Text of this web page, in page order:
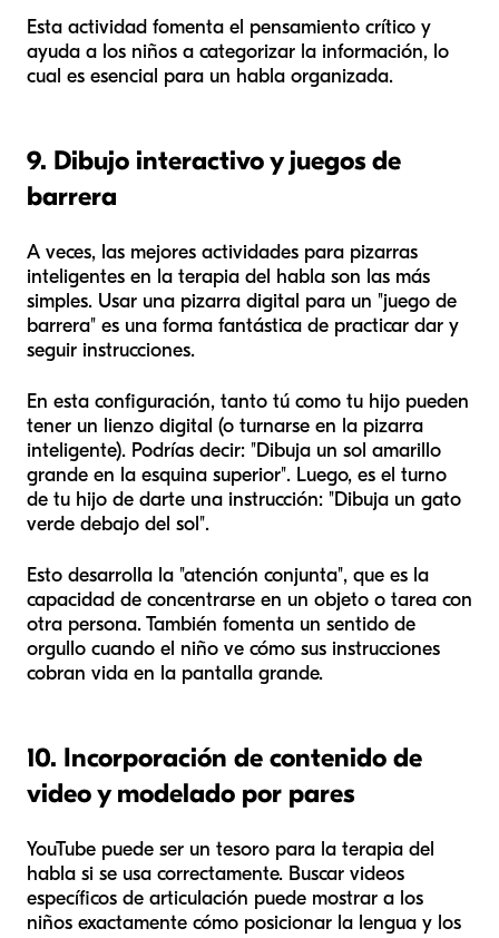
Esta actividad fomenta el pensamiento crítico y
ayuda a los niños a categorizar la información, lo
cual es esencial para un habla organizada.
9. Dibujo interactivo y juegos de
barrera
A veces, las mejores actividades para pizarras
inteligentes en la terapia del habla son las más
simples. Usar una pizarra digital para un "juego de
barrera" es una forma fantástica de practicar dar y
seguir instrucciones.
En esta configuración, tanto tú como tu hijo pueden
tener un lienzo digital (o turnarse en la pizarra
inteligente). Podrías decir: "Dibuja un sol amarillo
grande en la esquina superior". Luego, es el turno
de tu hijo de darte una instrucción: "Dibuja un gato
verde debajo del sol".
Esto desarrolla la "atención conjunta", que es la
capacidad de concentrarse en un objeto o tarea con
otra persona. También fomenta un sentido de
orgullo cuando el niño ve cómo sus instrucciones
cobran vida en la pantalla grande.
10. Incorporación de contenido de
video y modelado por pares
YouTube puede ser un tesoro para la terapia del
habla si se usa correctamente. Buscar videos
específicos de articulación puede mostrar a los
niños exactamente cómo posicionar la lengua y los